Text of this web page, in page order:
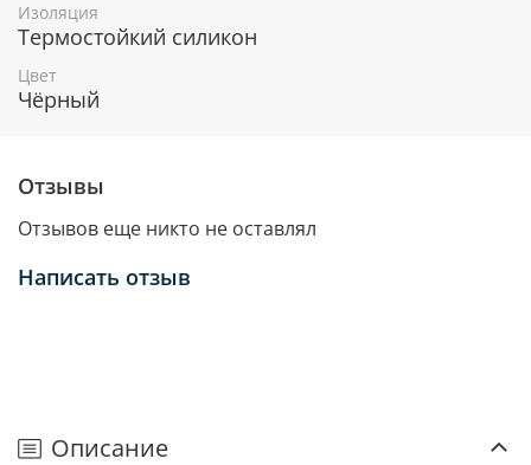
Изоляция
Термостойкий силикон
Цвет
Чёрный
Отзывы
Отзывов еще никто не оставлял
Написать отзыв
Описание